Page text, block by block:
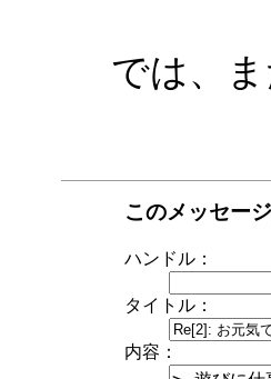
では、ま
このメッセー
ハンドル：
タイトル：
内容：